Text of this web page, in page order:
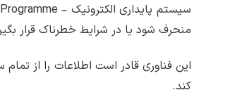
منحرف شود یا در شرایط خطرناک قرار
این فناوری قادر است اطلاعات را از
کند.